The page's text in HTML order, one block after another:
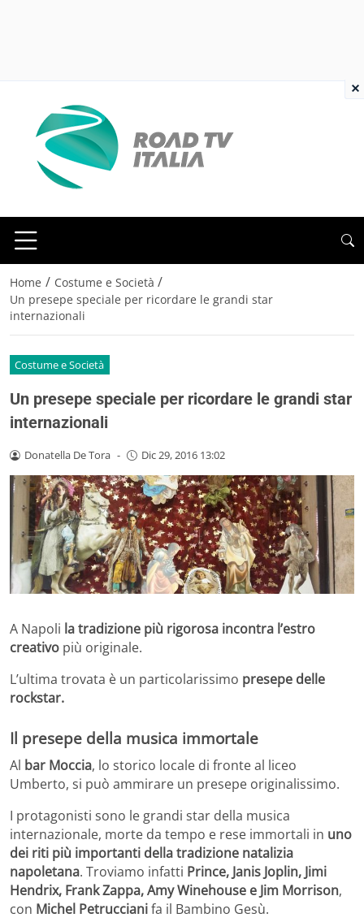
Home / Costume e Società /
Un presepe speciale per ricordare le grandi star
internazionali
Costume e Società
Un presepe speciale per ricordare le grandi star
internazionali
Donatella De Tora - Dic 29, 2016 13:02
A Napoli la tradizione più rigorosa incontra l’estro
creativo più originale.
L’ultima trovata è un particolarissimo presepe delle
rockstar.
Il presepe della musica immortale
Al bar Moccia, lo storico locale di fronte al liceo
Umberto, si può ammirare un presepe originalissimo.
I protagonisti sono le grandi star della musica
internazionale, morte da tempo e rese immortali in uno
dei riti più importanti della tradizione natalizia
napoletana. Troviamo infatti Prince, Janis Joplin, Jimi
Hendrix, Frank Zappa, Amy Winehouse e Jim Morrison,
con Michel Petruccianifa il Bambino Gesù.
×